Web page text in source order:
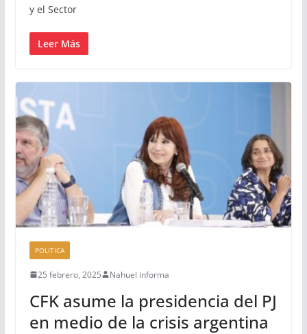
y el Sector
Leer Más
POLITICA
25 febrero, 2025 Nahuel informa
CFK asume la presidencia del PJ
en medio de la crisis argentina